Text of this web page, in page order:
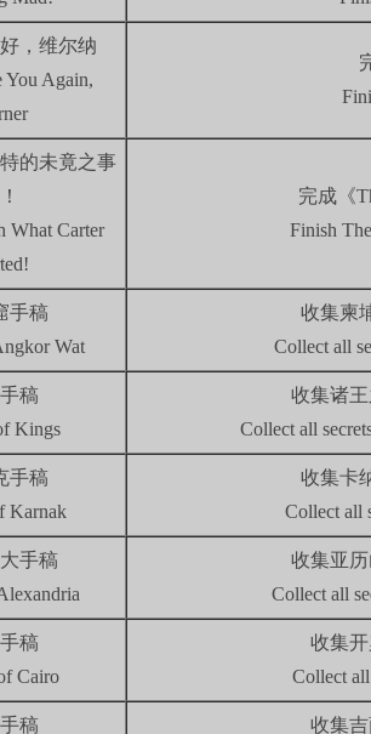
，维尔纳
You Again,
的未竟之事
What Carter
完成《
Finish
手稿
Wat
收集柬
Collect all
稿
Kings
收集诸
Collect all
手稿
Karnak
收集卡
Collect all
手稿
收集亚
Collect all
稿
Cairo
收集
Collect
稿
收集